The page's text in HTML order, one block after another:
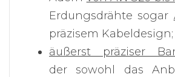
Erdungsdrähte sogar
präzisem Kabeldesign;
äußerst präziser
der sowohl das